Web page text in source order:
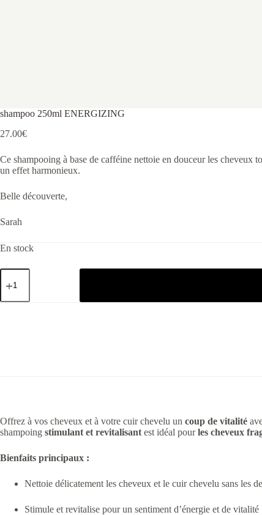
shampoo 250ml ENERGIZING
27.00€
Ce shampooing à base de cafféine nettoie en douceur les
un effet harmonieux.
Belle découverte,
Sarah
En stock
Offrez à vos cheveux et à votre cuir chevelu un coup de vitalité
shampoing stimulant et revitalisant est idéal pourles cheveux
Bienfaits principaux :
Nettoie délicatement les cheveux et le cuir chevelu sans les
Stimule et revitalise pour un sentiment d’énergie et de vitalité